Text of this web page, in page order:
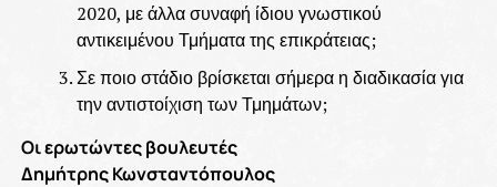
2020, με άλλα συναφή ίδιου γνωστικού
αντικειμένου Τμήματα της επικράτειας;
Σε ποιο στάδιο βρίσκεται σήμερα η διαδικασία για
την αντιστοίχιση των Τμημάτων;
Οι ερωτώντες βουλευτές
Δημήτρης Κωνσταντόπουλος